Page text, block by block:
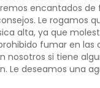
encantados de
Le rogamos
alta, ya que
fumar en las
nosotros si tiene
Le deseamos una